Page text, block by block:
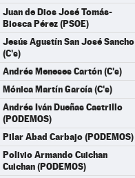
Juan de Dios José Tomás-
Biosca Pérez (PSOE)
Jesús Agustín San José Sancho
(C's)
Andrés Meneses Cartón (C's)
Mónica Martín García (C's)
Andrés Iván Dueñas Castrillo
(PODEMOS)
Pilar Abad Carbajo (PODEMOS)
Polivio Armando Cuichan
Cuichan (PODEMOS)